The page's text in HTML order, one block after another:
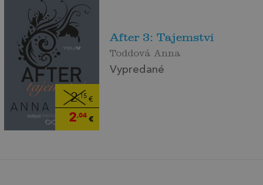
2,15€
2,04€
After 3: Tajemství
Toddová Anna
Vypredané